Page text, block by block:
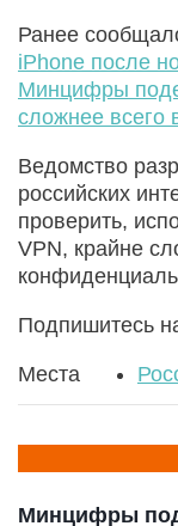
Ранее
iPhone после
Минцифры
сложнее всего
Ведомство
российских
проверить,
VPN, крайне
Подпишитесь
Места
Минцифры